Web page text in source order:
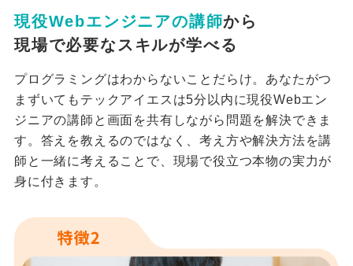
現役Webエンジニアの講師から
現場で必要なスキルが学べる
プログラミングはわからないことだらけ。あなたがつ
まずいてもテックアイエスは5分以内に現役Webエン
ジニアの講師と画面を共有しながら問題を解決できま
す。答えを教えるのではなく、考え方や解決方法を講
師と一緒に考えることで、現場で役立つ本物の実力が
身に付きます。